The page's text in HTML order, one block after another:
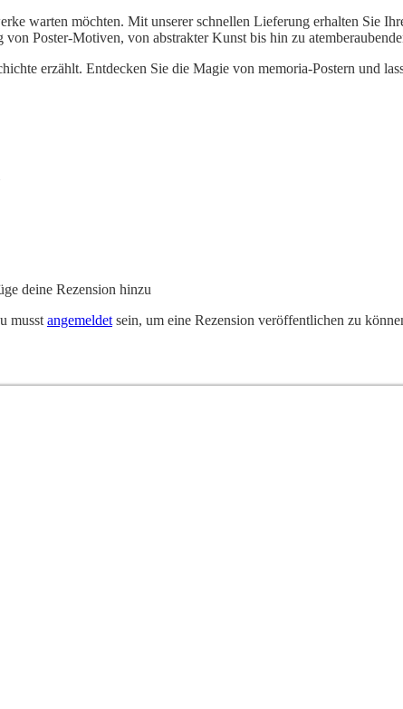
warten möchten. Mit unserer schnellen Lieferung erhalten Sie
Poster-Motiven, von abstrakter Kunst bis hin zu
erzählt. Entdecken Sie die Magie von memoria-Postern und
deine Rezension hinzu
musst angemeldet sein, um eine Rezension veröffentlichen zu